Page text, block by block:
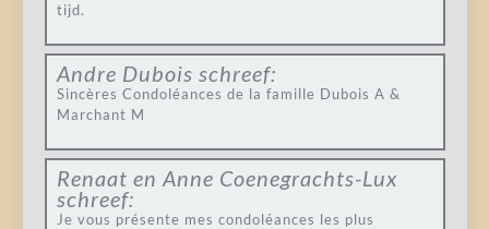
tijd.
Andre Dubois schreef:
Sincères Condoléances de la famille Dubois A &
Marchant M
Renaat en Anne Coenegrachts-Lux
schreef:
Je vous présente mes condoléances les plus